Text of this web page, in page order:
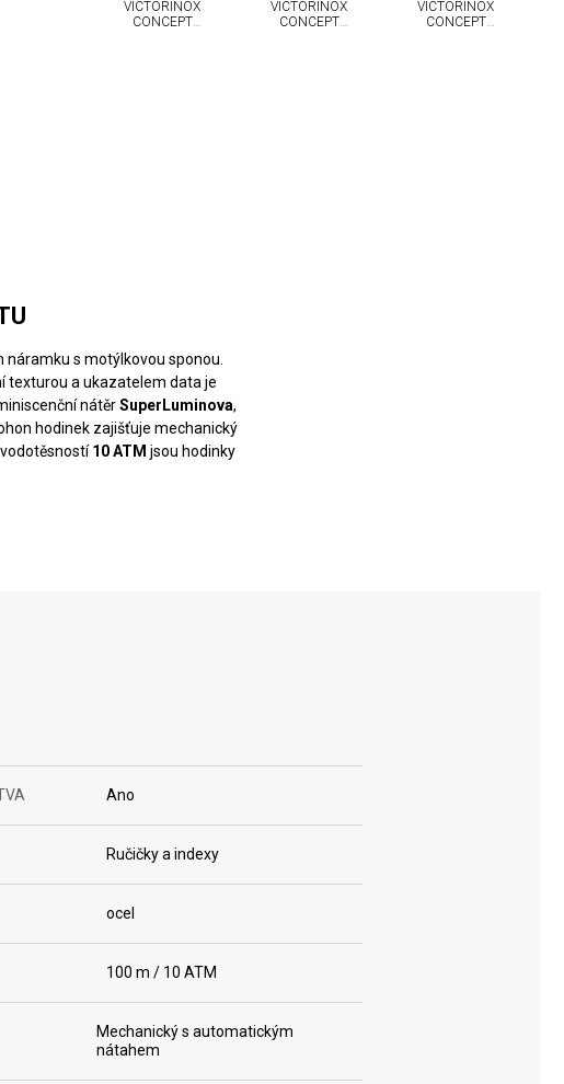
VICTORINOX
CONCEPT
VICTORINOX
CONCEPT
VICTORINOX
CONCEPT
náramku s motýlkovou sponou.
texturou a ukazatelem data je
nátěrSuperLuminova,
hodinek zajišťuje mechanický
vodotěsností10 ATM jsou hodinky
Ano
Ručičky a indexy
ocel
100 m / 10 ATM
Mechanický s automatickým
nátahem